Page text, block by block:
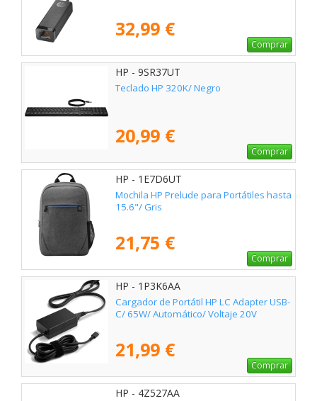
32,99 €
Comprar
HP - 9SR37UT
Teclado HP 320K/ Negro
20,99 €
Comprar
HP - 1E7D6UT
Mochila HP Prelude para Portátiles hasta
15.6"/ Gris
21,75 €
Comprar
HP - 1P3K6AA
Cargador de Portátil HP LC Adapter USB-
C/ 65W/ Automático/ Voltaje 20V
21,99 €
Comprar
HP - 4Z527AA